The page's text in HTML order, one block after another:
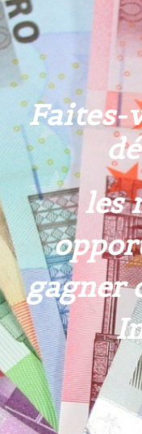
Faites-
les
gagner